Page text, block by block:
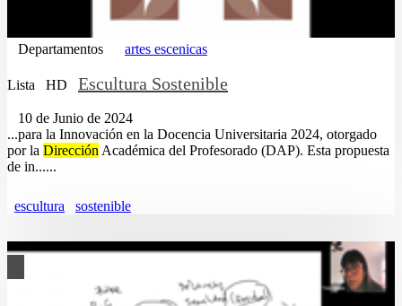
Departamentos artes escenicas
Lista HD Escultura Sostenible
10 de Junio de 2024
...para la Innovación en la Docencia Universitaria 2024, otorgado
por la Dirección Académica del Profesorado (DAP). Esta propuesta
de in......
escultura sostenible